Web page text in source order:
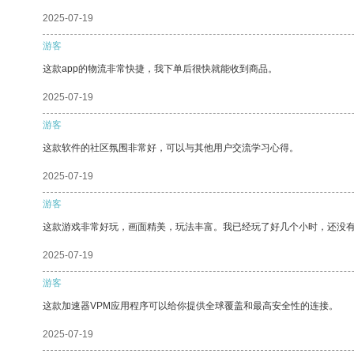
2025-07-19
游客
这款app的物流非常快捷，我下单后很快就能收到商品。
2025-07-19
游客
这款软件的社区氛围非常好，可以与其他用户交流学习心得。
2025-07-19
游客
这款游戏非常好玩，画面精美，玩法丰富。我已经玩了好几个小时，还没
2025-07-19
游客
这款加速器VPM应用程序可以给你提供全球覆盖和最高安全性的连接。
2025-07-19